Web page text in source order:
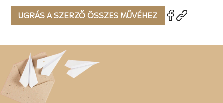
UGRÁS A SZERZŐ ÖSSZES MŰVÉHEZ